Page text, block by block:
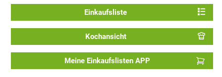
Einkaufsliste
Kochansicht
Meine Einkaufslisten APP